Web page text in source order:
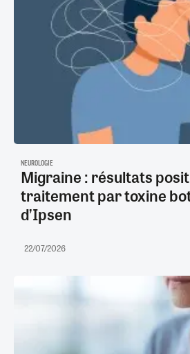
NEUROLOGIE
Migraine : résultats
traitement par toxine
d’Ipsen
22/07/2026